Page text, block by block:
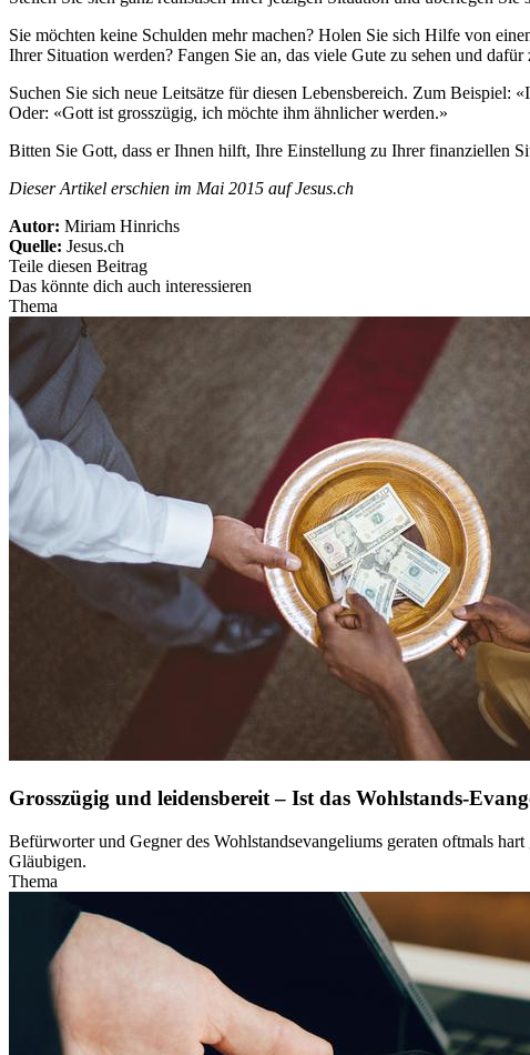
Sie möchten keine Schulden mehr machen? Holen Sie sich Hilfe von
Ihrer Situation werden? Fangen Sie an, das viele Gute zu sehen und dafür
Suchen Sie sich neue Leitsätze für diesen Lebensbereich. Zum
Oder: «Gott ist grosszügig, ich möchte ihm ähnlicher werden.»
Bitten Sie Gott, dass er Ihnen hilft, Ihre Einstellung zu Ihrer finanziellen
Dieser Artikel erschien im Mai 2015 auf Jesus.ch
Autor: Miriam Hinrichs
Quelle: Jesus.ch
Teile diesen Beitrag
Das könnte dich auch interessieren
Thema
Grosszügig und leidensbereit – Ist das Wohlstands-
Befürworter und Gegner des Wohlstandsevangeliums geraten oftmals
Gläubigen.
Thema